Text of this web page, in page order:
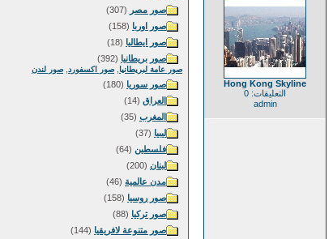
Hong Kong Skyline
التعليقات: 0
admin
صور مصر (307)
صور اوربا (158)
صور ايطاليا (18)
صور بريطانيا (392)
صور عامة لبريطانيا صور اكسفورد صور لندن
صور سوريا (180)
العراق (14)
المغرب (35)
ليبيا (37)
فلسطين (64)
لبنان (200)
مدن عالمية (46)
صور روسيا (158)
صور تركيا (88)
صور متنوعة لافريقيا (144)